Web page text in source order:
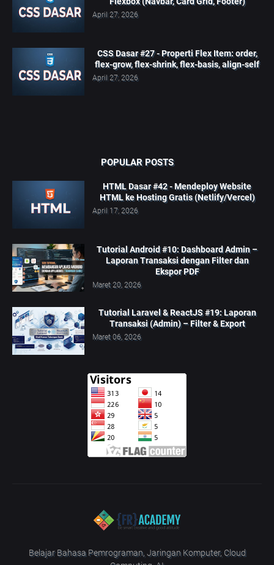
April 27, 2026
CSS Dasar #27 - Properti Flex Item: order,
flex-grow, flex-shrink, flex-basis, align-self
April 27, 2026
POPULAR POSTS
HTML Dasar #42 - Mendeploy Website
HTML ke Hosting Gratis (Netlify/Vercel)
April 17, 2026
Tutorial Android #10: Dashboard Admin –
Laporan Transaksi dengan Filter dan
Ekspor PDF
Maret 20, 2026
Tutorial Laravel & ReactJS #19: Laporan
Transaksi (Admin) – Filter & Export
Maret 06, 2026
Belajar Bahasa Pemrograman, Jaringan Komputer, Cloud